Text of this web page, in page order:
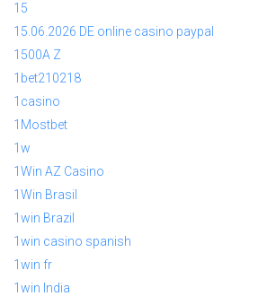
15
15.06.2026 DE online casino paypal
1500A Z
1bet210218
1casino
1Mostbet
1w
1Win AZ Casino
1Win Brasil
1win Brazil
1win casino spanish
1win fr
1win India